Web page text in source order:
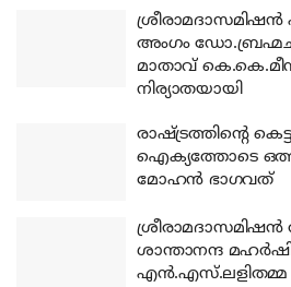
ശ്രീരാമദാസമിഷന്‍
അംഗം
മാതാവ്
നിര്യാതയായി
രാഷ്ട്രത്തിന്റെ
ഐക്യത്തോടെ
മോഹന്‍ ഭാഗവത്
ശാന്താനന്ദ
എന്‍.എസ്.ലളിതമ്മ